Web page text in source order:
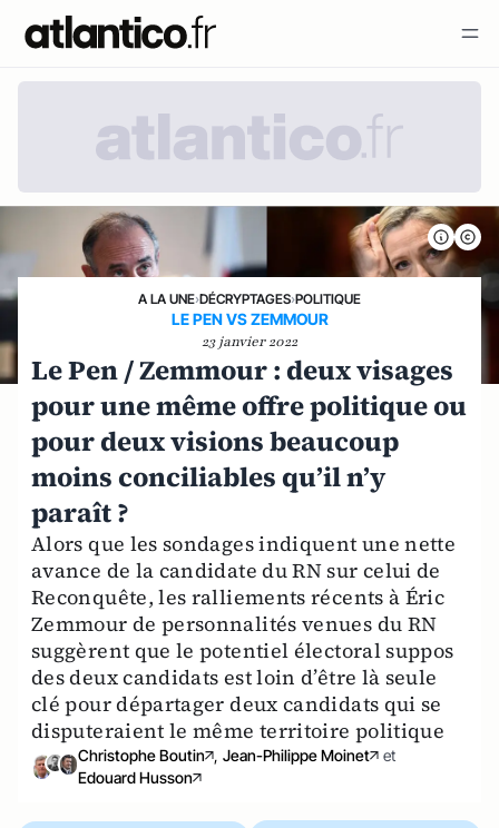
A LA UNE›DÉCRYPTAGES›POLITIQUE
LE PEN VS ZEMMOUR
23 janvier 2022
Le Pen / Zemmour : deux visages
pour une même offre politique ou
pour deux visions beaucoup
moins conciliables qu’il n’y
paraît ?
Alors que les sondages indiquent une nette
avance de la candidate du RN sur celui de
Reconquête, les ralliements récents à Éric
Zemmour de personnalités venues du RN
suggèrent que le potentiel électoral suppos
des deux candidats est loin d’être là seule
clé pour départager deux candidats qui se
disputeraient le même territoire politique
Christophe Boutin , Jean-Philippe Moinet
et
Edouard Husson